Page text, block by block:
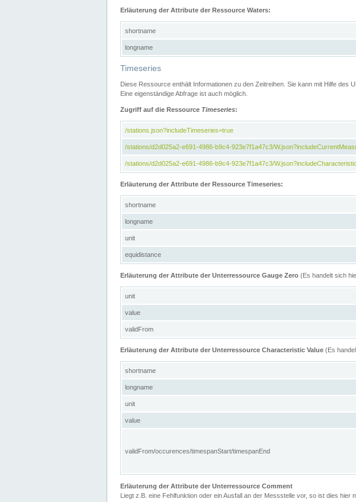
Erläuterung der Attribute der Ressource Waters:
shortname
longname
Timeseries
Diese Ressource enthält Informationen zu den Zeitreihen. Sie kann mit Hilfe des
Eine eigenständige Abfrage ist auch möglich.
Zugriff auf die Ressource Timeseries:
/stations.json?includeTimeseries=true
/stations/d2d025a2-e691-4986-b9c4-923e7f1a47c3/
/stations/d2d025a2-e691-4986-b9c4-923e7f1a47c3/
Erläuterung der Attribute der Ressource Timeseries:
shortname
longname
unit
equidistance
Erläuterung der Attribute der Unterressource Gauge Zero (Es handelt sich
unit
value
validFrom
Erläuterung der Attribute der Unterressource Characteristic Value (Es
shortname
longname
unit
value
validFrom/occurences/timespanStart/timespanEnd
Erläuterung der Attribute der Unterressource Comment
Liegt z.B. eine Fehlfunktion oder ein Ausfall an der Messstelle vor, so ist dies hier